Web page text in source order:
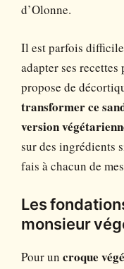
d’Olonne.
Il est parfois
adapter ses
propose de
transformer ce
version
sur des ingrédients
fais à chacun de
Les
monsieur
Pour un croque